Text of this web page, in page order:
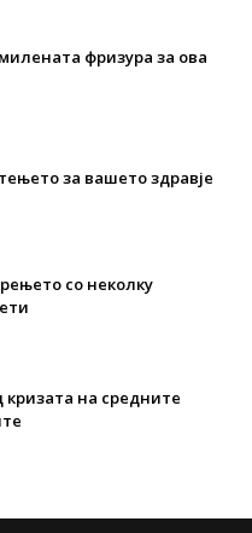
фризура за ова
за вашето здравје
со неколку
кризата на средните